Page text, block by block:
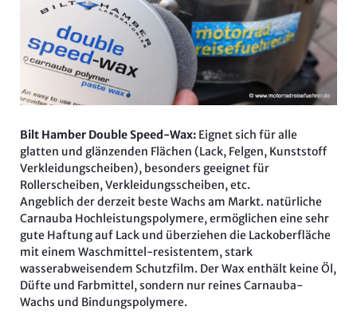
Bilt Hamber Double Speed-Wax:Eignet sich für alle
glatten und glänzenden Flächen (Lack, Felgen, Kunststoff
Verkleidungscheiben), besonders geeignet für
Rollerscheiben, Verkleidungsscheiben, etc.
Angeblich der derzeit beste Wachs am Markt. natürliche
Carnauba Hochleistungspolymere, ermöglichen eine sehr
gute Haftung auf Lack und überziehen die Lackoberfläche
mit einem Waschmittel-resistentem, stark
wasserabweisendem Schutzfilm. Der Wax enthält keine Öl,
Düfte und Farbmittel, sondern nur reines Carnauba-
Wachs und Bindungspolymere.